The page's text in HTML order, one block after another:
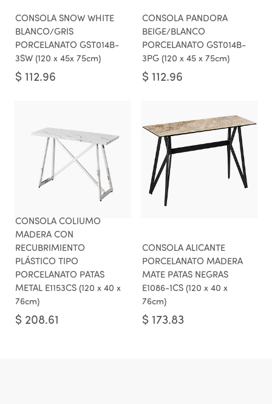
CONSOLA SNOW WHITE
BLANCO/GRIS
PORCELANATO GST014B-
3SW (120 x 45x 75cm)
$ 112.96
CONSOLA PANDORA
BEIGE/BLANCO
PORCELANATO GST014B-
3PG (120 x 45 x 75cm)
$ 112.96
CONSOLA COLIUMO
MADERA CON
RECUBRIMIENTO
PLÁSTICO TIPO
PORCELANATO PATAS
METAL E1153CS (120 x 40 x
76cm)
$ 208.61
CONSOLA ALICANTE
PORCELANATO MADERA
MATE PATAS NEGRAS
E1086-1CS (120 x 40 x
76cm)
$ 173.83